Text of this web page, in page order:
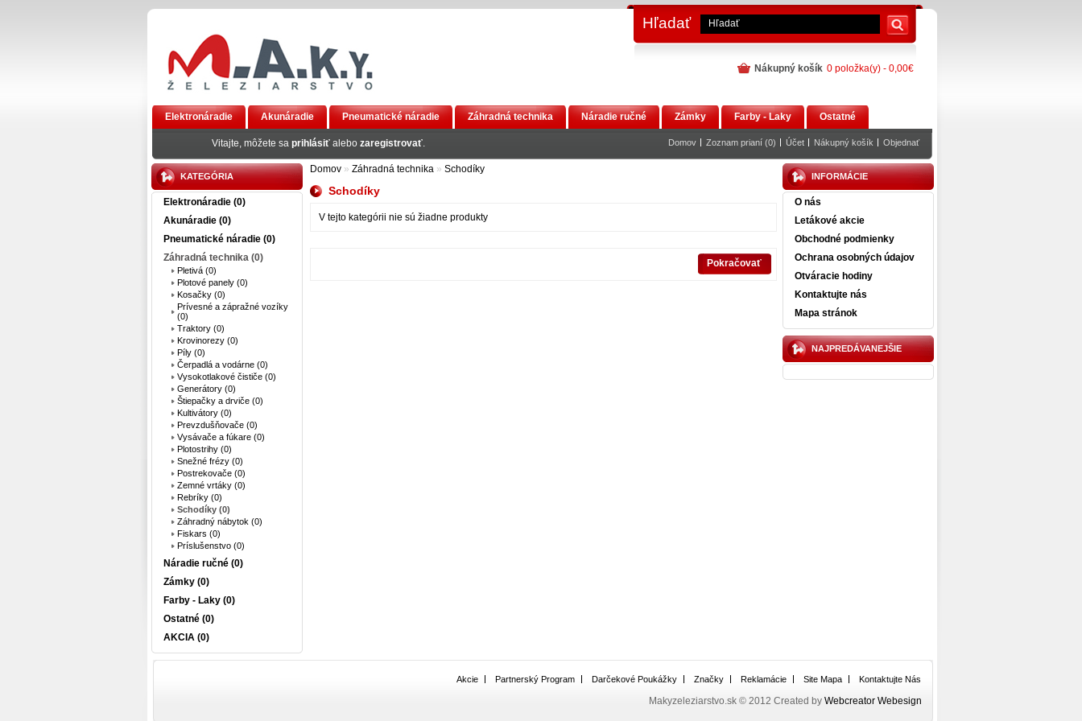
Nákupný košík 0 položka(y) - 0,00€
Hľadať
Vitajte, môžete sa prihlásiť alebo zaregistrovať. Domov Zoznam prianí (0) Účet Nákupný košík Objednať
Elektronáradie Akunáradie Pneumatické náradie Záhradná technika Náradie ručné Zámky Farby - Laky Ostatné
KATEGÓRIA
Elektronáradie (0)
Akunáradie (0)
Pneumatické náradie (0)
Záhradná technika (0)
Pletivá (0)
Plotové panely (0)
Kosačky (0)
Prívesné a zápražné vozíky
(0)
Traktory (0)
Krovinorezy (0)
Píly (0)
Čerpadlá a vodárne (0)
Vysokotlakové čističe (0)
Generátory (0)
Štiepačky a drviče (0)
Kultivátory (0)
Prevzdušňovače (0)
Vysávače a fúkare (0)
Plotostrihy (0)
Snežné frézy (0)
Postrekovače (0)
Zemné vrtáky (0)
Rebríky (0)
Schodíky (0)
Záhradný nábytok (0)
Fiskars (0)
Príslušenstvo (0)
Náradie ručné (0)
Zámky (0)
Farby - Laky (0)
Ostatné (0)
AKCIA (0)
INFORMÁCIE
O nás
Letákové akcie
Obchodné podmienky
Ochrana osobných údajov
Otváracie hodiny
Kontaktujte nás
Mapa stránok
NAJPREDÁVANEJŠIE
Domov » Záhradná technika » Schodíky
Schodíky
V tejto kategórii nie sú žiadne produkty
Pokračovať
Akcie Partnerský Program Darčekové Poukážky Značky Reklamácie Site Mapa Kontaktujte Nás
Makyzeleziarstvo.sk © 2012 Created by Webcreator Webesign